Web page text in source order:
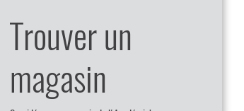
Trouver un
magasin